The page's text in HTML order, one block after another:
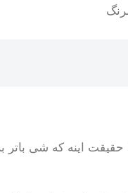
حقیقت اینه که شی